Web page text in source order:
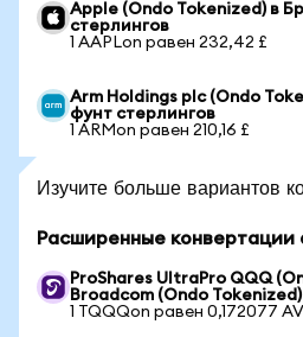
Apple (Ondo Tokenized) в
стерлингов
1 AAPLon равен 232,42 £
Arm Holdings plc (Ondo
фунт стерлингов
1 ARMon равен 210,16 £
Изучите больше вариантов
Расширенные конвертации
ProShares UltraPro QQQ
Broadcom (Ondo Tokenized)
1 TQQQon равен 0,172077